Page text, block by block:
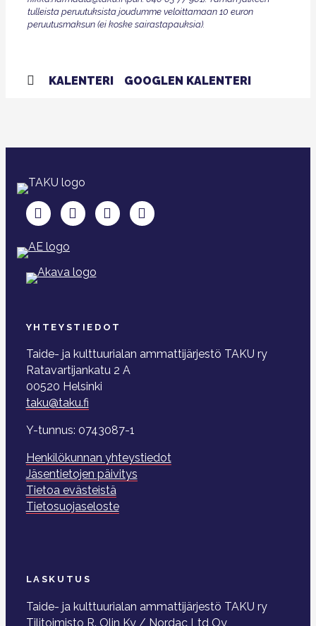
tulleista peruutuksista joudumme veloittamaan 10 euron
peruutusmaksun (ei koske sairastapauksia).
KALENTERI GOOGLEN KALENTERI
TAKU Facebookissa
TAKU Twitterissä
TAKU Instagramissa
TAKU LinkedInissä
YHTEYSTIEDOT
Taide- ja kulttuurialan ammattijärjestö TAKU ry
Ratavartijankatu 2 A
00520 Helsinki
taku@taku.fi
Y-tunnus: 0743087-1
Henkilökunnan yhteystiedot
Jäsentietojen päivitys
Tietoa evästeistä
Tietosuojaseloste
LASKUTUS
Taide- ja kulttuurialan ammattijärjestö TAKU ry
Tilitoimisto R. Olin Ky / Nordac Ltd Oy